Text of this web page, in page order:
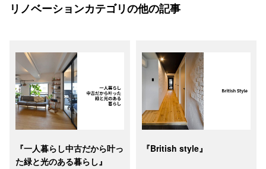
リノベーションカテゴリの他の記事
『一人暮らし中古だから叶っ
た緑と光のある暮らし』
​『British style』